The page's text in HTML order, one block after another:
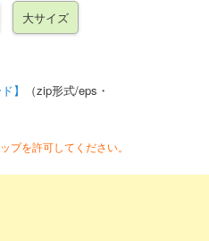
】
（zip形式/eps・
プを許可してください。